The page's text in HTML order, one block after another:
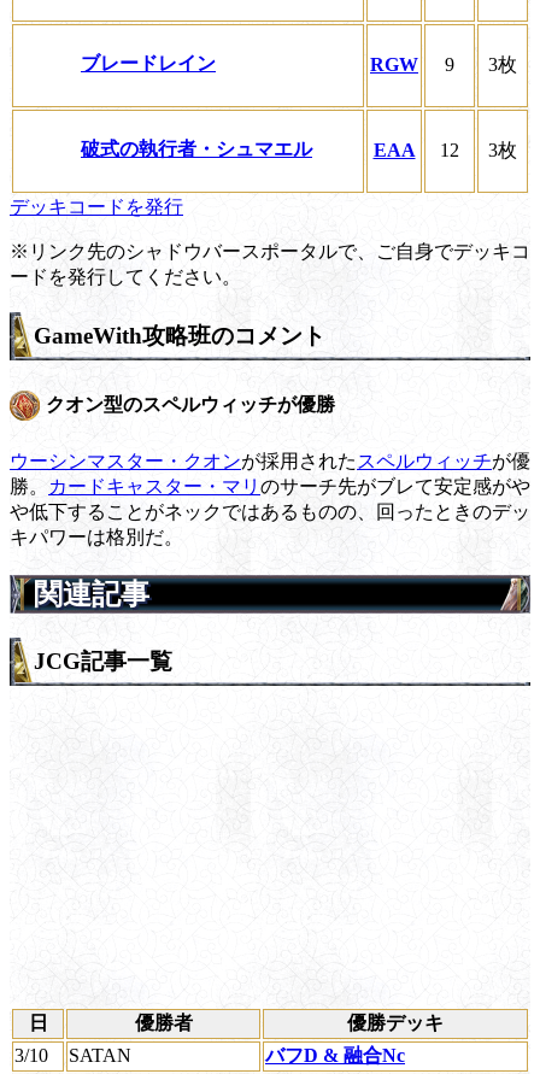
ブレードレイン RGW 9 3枚
破式の執行者・シュマエル EAA 12 3枚
デッキコードを発行
※リンク先のシャドウバースポータルで、ご自身でデッキコ
ードを発行してください。
GameWith攻略班のコメント
クオン型のスペルウィッチが優勝
ウーシンマスター・クオンが採用された スペルウィッチが優
勝。
カードキャスター・マリ のサーチ先がブレて安定感がや
や低下することがネックではあるものの、回ったときのデッ
キパワーは格別だ。
関連記事
JCG記事一覧
日 優勝者
優勝デッキ
3/10
SATAN
バフD & 融合Nc